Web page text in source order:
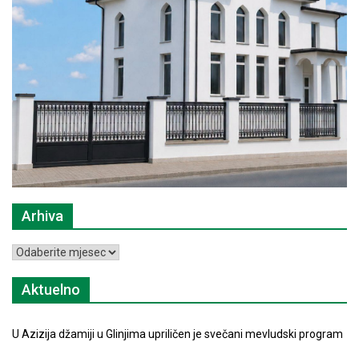
Arhiva
Arhiva
Aktuelno
U Azizija džamiji u Glinjima upriličen je svečani mevludski program